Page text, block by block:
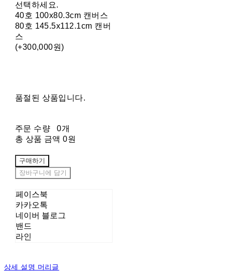
선택하세요.
40호 100x80.3cm 캔버스
80호 145.5x112.1cm 캔버
스
(+300,000원)
품절된 상품입니다.
주문 수량
0개
총 상품 금액 0원
구매하기
장바구니에 담기
페이스북
카카오톡
네이버 블로그
밴드
라인
상세 설명 머리글